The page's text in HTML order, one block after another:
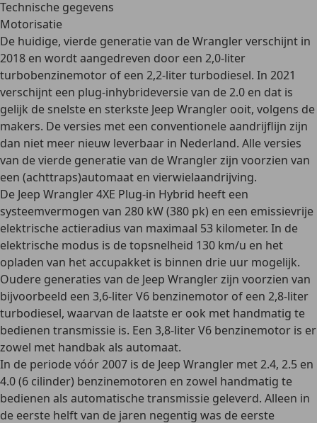
Technische gegevens
Motorisatie
De huidige, vierde generatie van de Wrangler verschijnt in
2018 en wordt aangedreven door een 2,0-liter
turbobenzinemotor of een 2,2-liter turbodiesel. In 2021
verschijnt een plug-inhybrideversie van de 2.0 en dat is
gelijk de snelste en sterkste Jeep Wrangler ooit, volgens de
makers. De versies met een conventionele aandrijflijn zijn
dan niet meer nieuw leverbaar in Nederland. Alle versies
van devierde generatievan de Wrangler zijn voorzien van
een (achttraps)automaat en vierwielaandrijving.
De Jeep Wrangler 4XE Plug-in Hybrid heeft een
systeemvermogen van 280 kW (380 pk) en een emissievrije
elektrische actieradius van maximaal 53 kilometer. In de
elektrische modus is de topsnelheid 130 km/u en het
opladen van het accupakket is binnen drie uur mogelijk.
Oudere generaties van de Jeep Wrangler zijn voorzien van
bijvoorbeeld een 3,6-liter V6 benzinemotor of een 2,8-liter
turbodiesel, waarvan de laatste er ook met handmatig te
bedienen transmissie is. Een 3,8-liter V6 benzinemotor is er
zowel met handbak als automaat.
In de periodevóór 2007 is de Jeep Wrangler met 2.4, 2.5 en
4.0 (6 cilinder) benzinemotoren en zowel handmatig te
bedienen als automatische transmissie geleverd. Alleen in
de eerste helft van de jaren negentig was de eerste